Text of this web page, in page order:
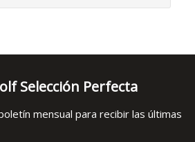
Selección Perfecta
mensual para recibir las últimas